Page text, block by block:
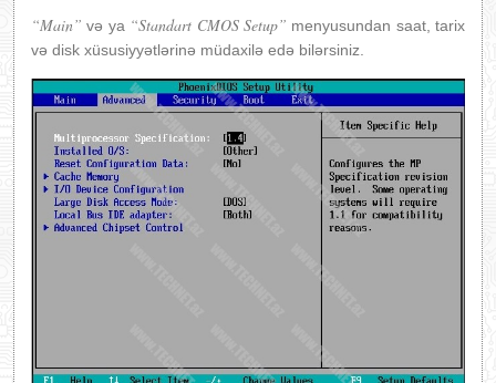
“Main” və ya “Standart CMOS Setup” menyusundan saat, tarix
və disk xüsusiyyətlərinə müdaxilə edə bilərsiniz.